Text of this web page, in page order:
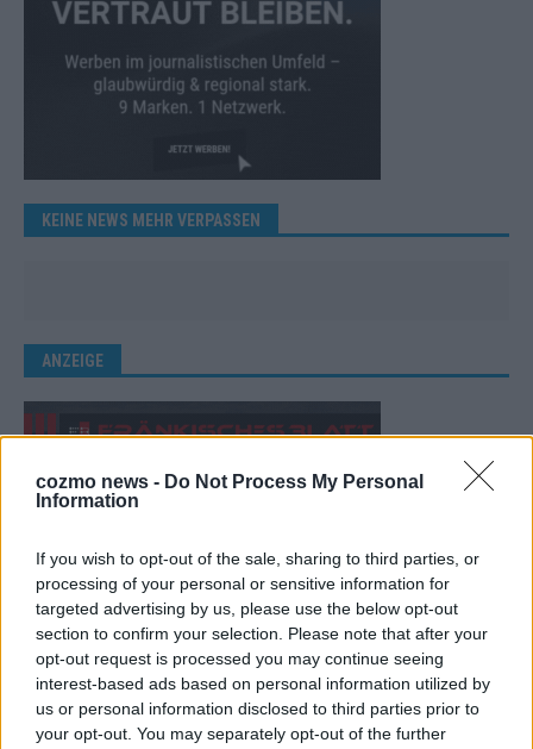
cozmo news - Do Not Process My Personal
Information
If you wish to opt-out of the sale, sharing to third parties, or
processing of your personal or sensitive information for
targeted advertising by us, please use the below opt-out
section to confirm your selection. Please note that after your
opt-out request is processed you may continue seeing
interest-based ads based on personal information utilized by
us or personal information disclosed to third parties prior to
your opt-out. You may separately opt-out of the further
KEINE NEWS MEHR VERPASSEN
ANZEIGE